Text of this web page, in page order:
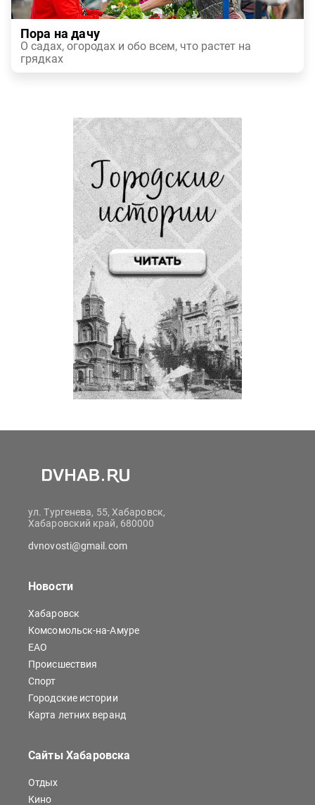
Пора на дачу
О садах, огородах и обо всем, что растет на
грядках
ул. Тургенева, 55, Хабаровск,
Хабаровский край, 680000
dvnovosti@gmail.com
Новости
Хабаровск
Комсомольск-на-Амуре
ЕАО
Происшествия
Спорт
Городские истории
Карта летних веранд
Сайты Хабаровска
Отдых
Кино